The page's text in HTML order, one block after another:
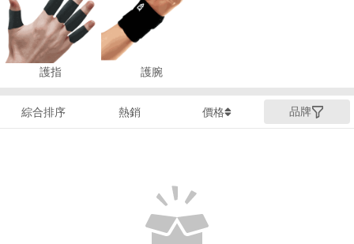
護指 護腕
綜合排序 熱銷 價格 品牌